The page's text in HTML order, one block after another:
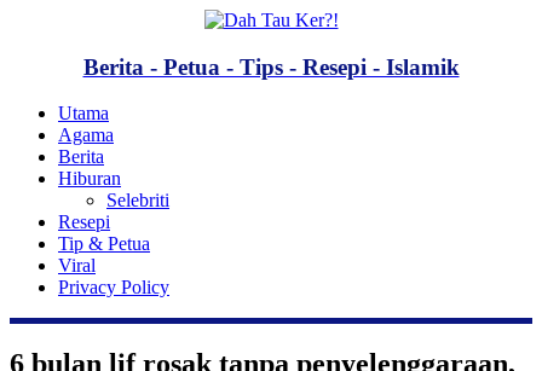
Berita - Petua - Tips - Resepi - Islamik
Utama
Agama
Berita
Hiburan
Selebriti
Resepi
Tip & Petua
Viral
Privacy Policy
6 bulan lif rosak tanpa penyelenggaraan,